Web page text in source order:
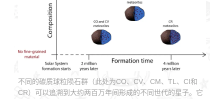
不同的碳质球粒陨石群（此处为CO、CV、CM、TL、CI和
CR）可以追溯到大约两百万年间形成的不同世代的星子。它